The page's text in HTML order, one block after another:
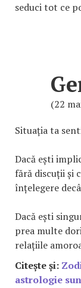
seduci tot ce
(22
Situația ta
Dacă ești
fără discuții și
înțelegere
Dacă ești
prea multe
relațiile
Citește și:
astrologie